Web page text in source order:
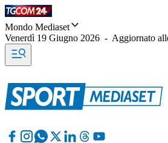
Mondo Mediaset
Venerdì 19 Giugno 2026 - Aggiornato